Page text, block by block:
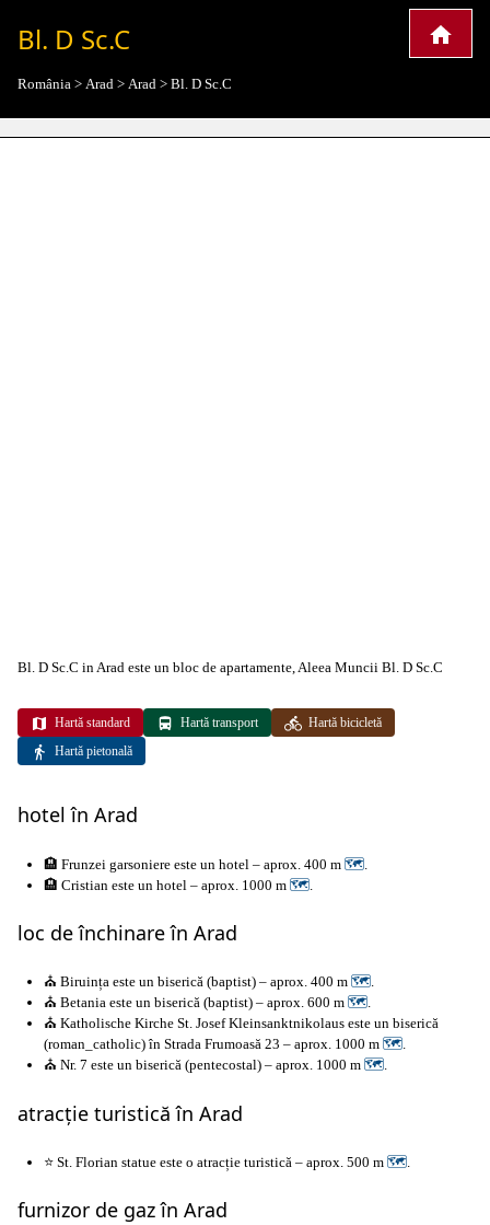
Bl. D Sc.C
România > Arad > Arad > Bl. D Sc.C
Bl. D Sc.C in Arad este un bloc de apartamente, Aleea Muncii Bl. D Sc.C
Hartă standard Hartă transport
Hartă bicicletă
Hartă pietonală
hotel în Arad
🏨 Frunzei garsoniere este un hotel – aprox. 400 m 🗺
🏨 Cristian este un hotel – aprox. 1000 m 🗺
loc de închinare în Arad
⛪ Biruința este un biserică (baptist) – aprox. 400 m 🗺.
⛪ Betania este un biserică (baptist) – aprox. 600 m 🗺.
⛪ Katholische Kirche St. Josef Kleinsanktnikolaus este un biserică
(roman_catholic) în Strada Frumoasă 23 – aprox. 1000 m 🗺.
⛪ Nr. 7 este un biserică (pentecostal) – aprox. 1000 m 🗺.
atracție turistică în Arad
⭐ St. Florian statue este o atracție turistică – aprox. 500 m 🗺.
furnizor de gaz în Arad